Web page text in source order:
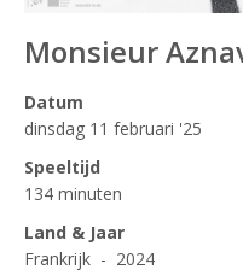
Monsieur
Datum
dinsdag 11 februari '25
Speeltijd
134 minuten
Land & Jaar
Frankrijk - 2024